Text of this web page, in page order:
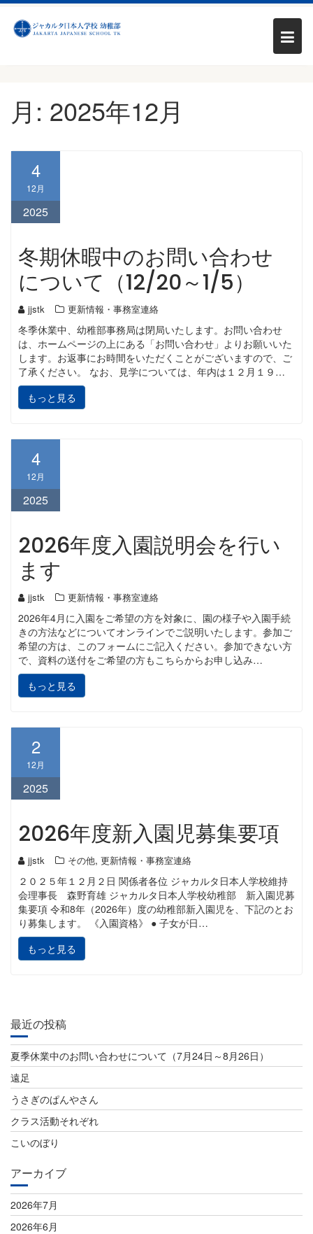
content月: 2025年12月
4
12月
2025
冬期休暇中のお問い合わせ
について（12/20～1/5）
jjstk 更新情報・事務室連絡
冬季休業中、幼稚部事務局は閉局いたします。お問い合わせ
は、ホームページの上にある「お問い合わせ」よりお願いいた
します。お返事にお時間をいただくことがございますので、ご
了承ください。 なお、見学については、年内は１２月１９…
もっと見る
4
12月
2025
2026年度入園説明会を行い
ます
jjstk 更新情報・事務室連絡
2026年4月に入園をご希望の方を対象に、園の様子や入園手続
きの方法などについてオンラインでご説明いたします。参加ご
希望の方は、このフォームにご記入ください。参加できない方
で、資料の送付をご希望の方もこちらからお申し込み…
もっと見る
2
12月
2025
2026年度新入園児募集要項
jjstk その他, 更新情報・事務室連絡
２０２５年１２月２日 関係者各位 ジャカルタ日本人学校維持
会理事長 森野育雄 ジャカルタ日本人学校幼稚部 新入園児募
集要項 令和8年（2026年）度の幼稚部新入園児を、下記のとお
り募集します。 《入園資格》 ● 子女が日…
もっと見る
最近の投稿
夏季休業中のお問い合わせについて（7月24日～8月26日）
遠足
うさぎのぱんやさん
クラス活動それぞれ
こいのぼり
アーカイブ
2026年7月
2026年6月